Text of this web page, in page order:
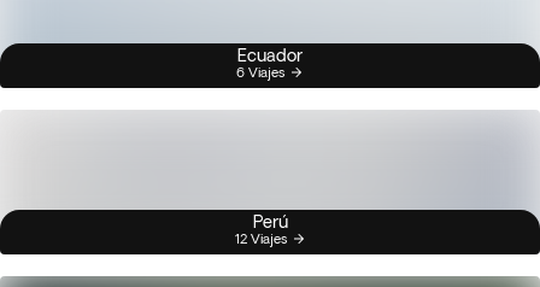
Ecuador
6 Viajes
Perú
12 Viajes